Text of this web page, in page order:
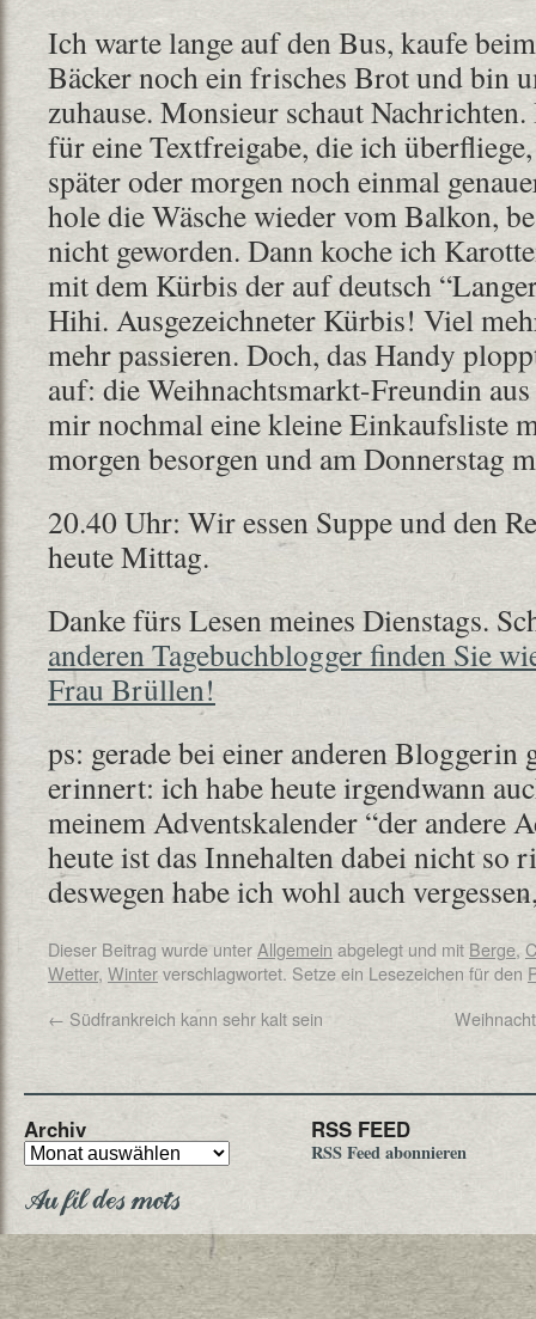
Ich warte lange auf den Bus, kaufe
Bäcker noch ein frisches Brot und bin
zuhause. Monsieur schaut
für eine Textfreigabe, die ich
später oder morgen noch einmal
hole die Wäsche wieder vom Balkon,
nicht geworden. Dann koche ich
mit dem Kürbis der auf deutsch
Hihi. Ausgezeichneter Kürbis! Viel
mehr passieren. Doch, das Handy
auf: die Weihnachtsmarkt-Freundin
mir nochmal eine kleine Einkaufsliste
morgen besorgen und am Donnerstag
20.40 Uhr: Wir essen Suppe und den
heute Mittag.
Danke fürs Lesen meines Dienstags.
anderen Tagebuchblogger finden Sie
Frau Brüllen!
ps: gerade bei einer anderen Bloggerin
erinnert: ich habe heute irgendwann
meinem Adventskalender “der andere
heute ist das Innehalten dabei nicht so
deswegen habe ich wohl auch
Dieser Beitrag wurde unterAllgemein abgelegt und mit Berge,
Wetter, Winterverschlagwortet. Setze ein Lesezeichen für den
← Südfrankreich kann sehr kalt sein
Archiv RSS FEED
RSS Feed abonnieren
Au fil des mots